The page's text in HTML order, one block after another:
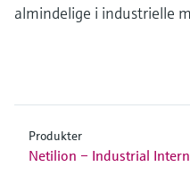
almindelige i industrielle
Produkter
Netilion – Industrial